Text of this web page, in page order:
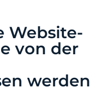
Website-
von der
werden